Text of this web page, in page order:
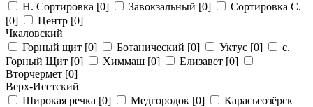
Н. Сортировка [0] Завокзальный [0]
Сортировка С.
[0]
Центр [0]
Чкаловский
Горный щит [0] Ботанический [0] Уктус [0]
с.
Горный Щит [0] Химмаш [0] Елизавет [0]
Вторчермет [0]
Верх-Исетский
Широкая речка [0] Медгородок [0]
Карасьеозёрск